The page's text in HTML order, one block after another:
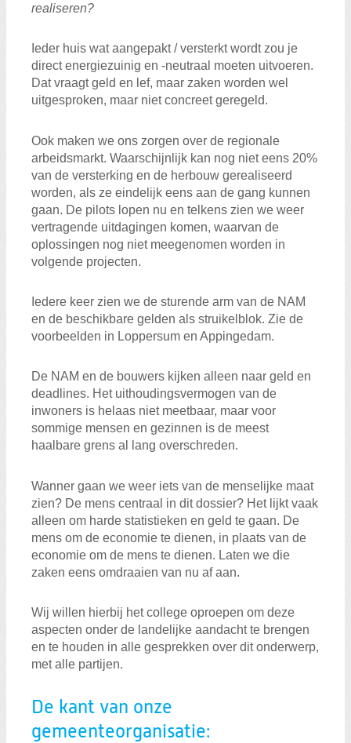
realiseren?
Ieder huis wat aangepakt / versterkt wordt zou je
direct energiezuinig en -neutraal moeten uitvoeren.
Dat vraagt geld en lef, maar zaken worden wel
uitgesproken, maar niet concreet geregeld.
Ook maken we ons zorgen over de regionale
arbeidsmarkt. Waarschijnlijk kan nog niet eens 20%
van de versterking en de herbouw gerealiseerd
worden, als ze eindelijk eens aan de gang kunnen
gaan. De pilots lopen nu en telkens zien we weer
vertragende uitdagingen komen, waarvan de
oplossingen nog niet meegenomen worden in
volgende projecten.
Iedere keer zien we de sturende arm van de NAM
en de beschikbare gelden als struikelblok. Zie de
voorbeelden in Loppersum en Appingedam.
De NAM en de bouwers kijken alleen naar geld en
deadlines. Het uithoudingsvermogen van de
inwoners is helaas niet meetbaar, maar voor
sommige mensen en gezinnen is de meest
haalbare grens al lang overschreden.
Wanner gaan we weer iets van de menselijke maat
zien? De mens centraal in dit dossier? Het lijkt vaak
alleen om harde statistieken en geld te gaan. De
mens om de economie te dienen, in plaats van de
economie om de mens te dienen. Laten we die
zaken eens omdraaien van nu af aan.
Wij willen hierbij het college oproepen om deze
aspecten onder de landelijke aandacht te brengen
en te houden in alle gesprekken over dit onderwerp,
met alle partijen.
De kant van onze
gemeenteorganisatie: